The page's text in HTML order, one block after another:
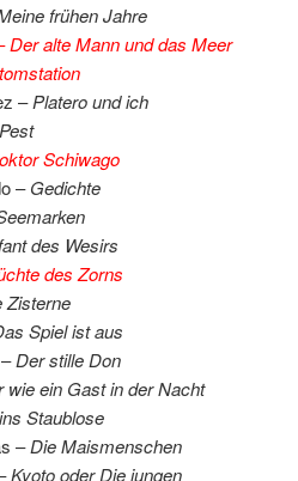
frühen Jahre
Der alte Mann und das Meer
–Platero und ich
Schiwago
–Gedichte
des Wesirs
des Zorns
Zisterne
Spiel ist aus
Der stille Don
wie ein Gast in der Nacht
Staublose
–Die Maismenschen
Kyoto oder Die jungen